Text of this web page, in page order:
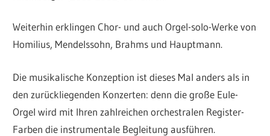
Weiterhin erklingen Chor- und auch Orgel-solo-Werke von
Homilius, Mendelssohn, Brahms und Hauptmann.
Die musikalische Konzeption ist dieses Mal anders als in
den zurückliegenden Konzerten: denn die große Eule-
Orgel wird mit Ihren zahlreichen orchestralen Register-
Farben die instrumentale Begleitung ausführen.